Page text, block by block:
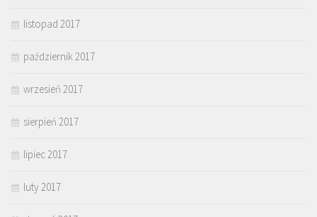
listopad 2017
październik 2017
wrzesień 2017
sierpień 2017
lipiec 2017
luty 2017